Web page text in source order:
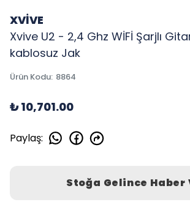
XVİVE
Xvive U2 - 2,4 Ghz WİFİ Şarjlı
kablosuz Jak
Ürün Kodu: 8864
₺ 10,701.00
Paylaş:
Stoğa Gelince Haber